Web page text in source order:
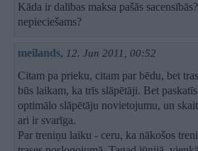
Kāda ir dalības maksa pašās
nepieciešams?
meilands, 12. Jun 2011, 00:52
Citam pa prieku, citam par bēdu, bet
būs laikam, ka trīs slāpētāji. Bet
optimālo slāpētāju novietojumu, un
ari ir svarīga.
Par treniņu laiku - ceru, ka nākošos